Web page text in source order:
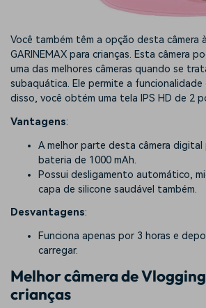
Você também têm a opção desta câmera
GARINEMAX para crianças. Esta câmera
uma das melhores câmeras quando se
subaquática. Ele permite a funcionalidade
disso, você obtém uma tela IPS HD de 2
Vantagens:
A melhor parte desta câmera digital
bateria de 1000 mAh.
Possui desligamento automático,
capa de silicone saudável também.
Desvantagens:
Funciona apenas por 3 horas e
carregar.
Melhor câmera de
crianças